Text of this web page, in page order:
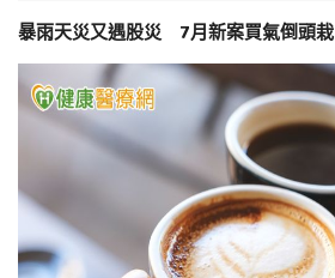
暴雨天災又遇股災 7月新案買氣倒頭栽